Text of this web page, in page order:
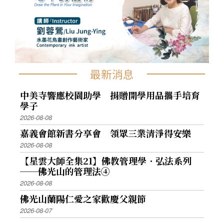
最新消息
中美寺響應校園助學 捐贈開學用品攜手培育
學子
2026-08-08
嘉義會館新書分享會 領眾三業清淨得安樂
2026-08-08
【星雲大師全集21】佛教管理學．弘法系列
──佛光山的管理法④
2026-08-08
佛光山蘭陽仁愛之家歡慶父親節
2026-08-07